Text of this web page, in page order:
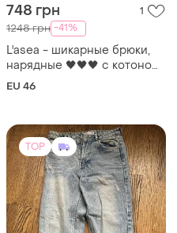
748 грн 1
1248 грн -41%
L'asea - шикарные брюки,
нарядные 🖤🖤🖤 с котоном,
шифоном, турция 🖤🖤🖤
EU 46
TOP